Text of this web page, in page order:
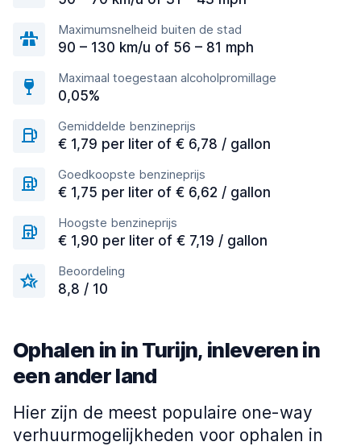
Maximumsnelheid buiten de stad
90 – 130 km/u of 56 – 81 mph
Maximaal toegestaan alcoholpromillage
0,05%
Gemiddelde benzineprijs
€ 1,79 per liter of € 6,78 / gallon
Goedkoopste benzineprijs
€ 1,75 per liter of € 6,62 / gallon
Hoogste benzineprijs
€ 1,90 per liter of € 7,19 / gallon
Beoordeling
8,8 / 10
Ophalen in in Turijn, inleveren in
een ander land
Hier zijn de meest populaire one-way
verhuurmogelijkheden voor ophalen in